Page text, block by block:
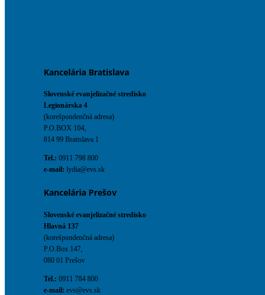
Kancelária Bratislava
Slovenské evanjelizačné stredisko
Legionárska 4
(korešpondenčná adresa)
P.O.BOX 104,
814 99 Bratislava 1
Tel.: 0911 798 800
e-mail: lydia@evs.sk
Kancelária Prešov
Slovenské evanjelizačné stredisko
Hlavná 137
(korešpondenčná adresa)
P.O.Box 147,
080 01 Prešov
Tel.: 0911 784 800
e-mail: evs@evs.sk